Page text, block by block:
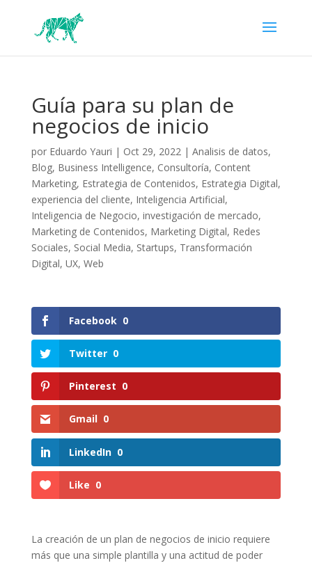
Guía para su plan de
negocios de inicio
por Eduardo Yauri | Oct 29, 2022| Analisis de datos,
Blog, Business Intelligence, Consultoría, Content
Marketing, Estrategia de Contenidos, Estrategia Digital,
experiencia del cliente, Inteligencia Artificial,
Inteligencia de Negocio, investigación de mercado,
Marketing de Contenidos, Marketing Digital, Redes
Sociales, Social Media, Startups, Transformación
Digital, UX, Web
Facebook 0
Twitter 0
Pinterest 0
Gmail 0
LinkedIn 0
Like 0
La creación de un plan de negocios de inicio requiere
más que una simple plantilla y una actitud de poder